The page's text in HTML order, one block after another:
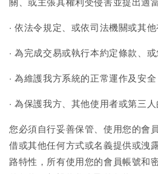
關、或主張其權利受侵害並提出適
‧ 依法令規定、或依司法機關或其
‧ 為完成交易或執行本約定條款、
‧ 為維護我方系統的正常運作及安全
‧ 為保護我方、其他使用者或第三
您必須自行妥善保管、使用您的會
借或其他任何方式或名義提供或洩
路特性，所有使用您的會員帳號和